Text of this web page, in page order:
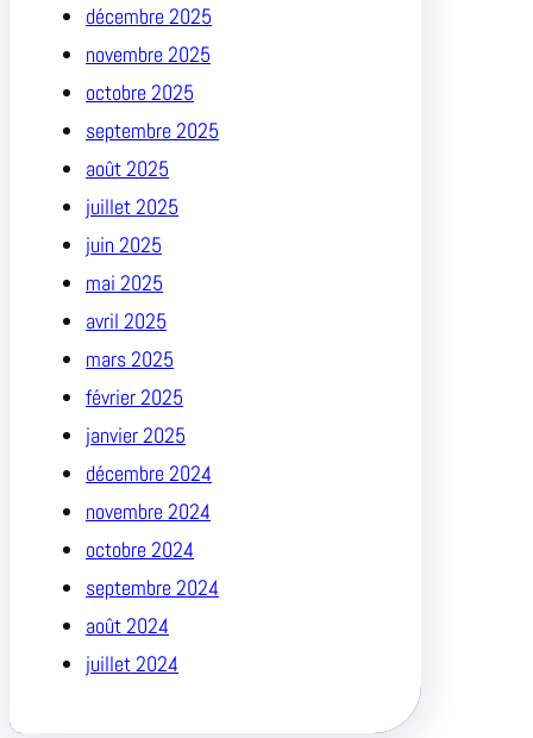
décembre 2025
novembre 2025
octobre 2025
septembre 2025
août 2025
juillet 2025
juin 2025
mai 2025
avril 2025
mars 2025
février 2025
janvier 2025
décembre 2024
novembre 2024
octobre 2024
septembre 2024
août 2024
juillet 2024